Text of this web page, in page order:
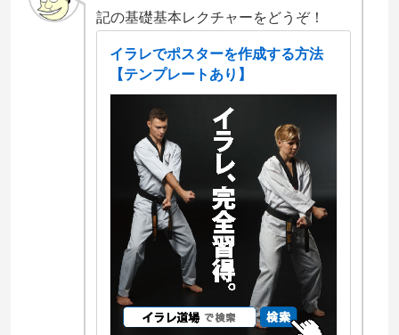
記の基礎基本レクチャーをどうぞ！
イラレでポスターを作成する方法
【テンプレートあり】